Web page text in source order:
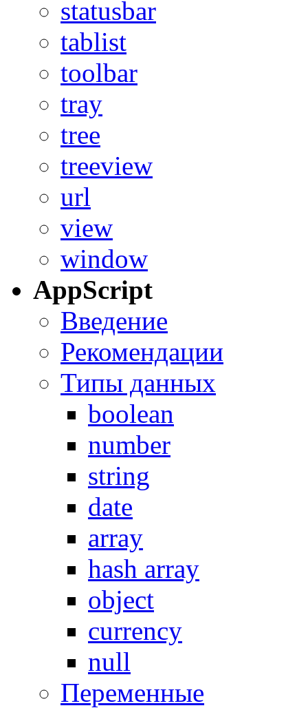
statusbar
tablist
toolbar
tray
tree
treeview
url
view
window
AppScript
Введение
Рекомендации
Типы данных
boolean
number
string
date
array
hash array
object
currency
null
Переменные